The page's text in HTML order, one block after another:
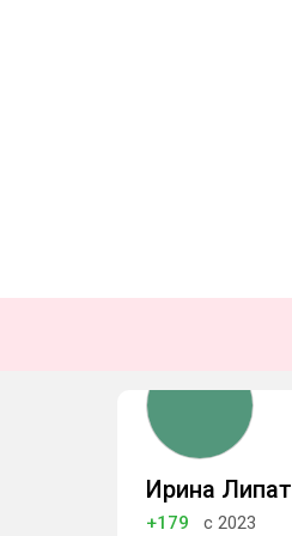
Ирина
+179 с 2023